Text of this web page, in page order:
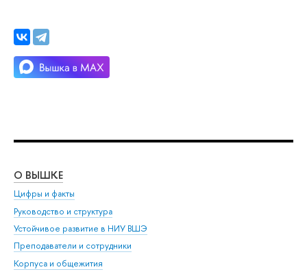
О ВЫШКЕ
Цифры и факты
Руководство и структура
Устойчивое развитие в НИУ ВШЭ
Преподаватели и сотрудники
Корпуса и общежития